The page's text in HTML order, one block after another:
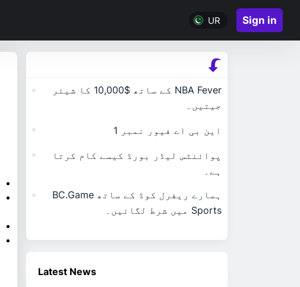
UR Sign in
NBA Fever کے ساتھ $10,000 کا شیئر
جیتیں۔
این بی اے فیور نمبر 1
پوائنٹس لیڈر بورڈ کیسے کام کرتا
ہے۔
ہمارے ریفرل کوڈ کے ساتھ BC.Game
Sports میں شرط لگائیں۔
Latest News